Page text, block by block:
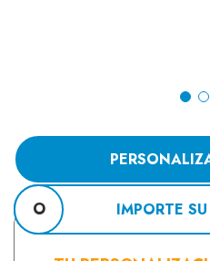
O IMPORTE